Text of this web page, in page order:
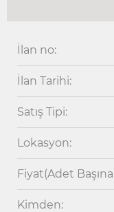
İlan no:
İlan Tarihi:
Satış Tipi:
Lokasyon:
Fiyat(Adet
Kimden: